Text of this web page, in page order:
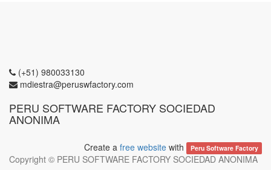
(+51) 980033130
mdiestra@peruswfactory.com
PERU SOFTWARE FACTORY SOCIEDAD
ANONIMA
Create afree website with Peru Software Factory
Copyright © PERU SOFTWARE FACTORY SOCIEDAD ANONIMA